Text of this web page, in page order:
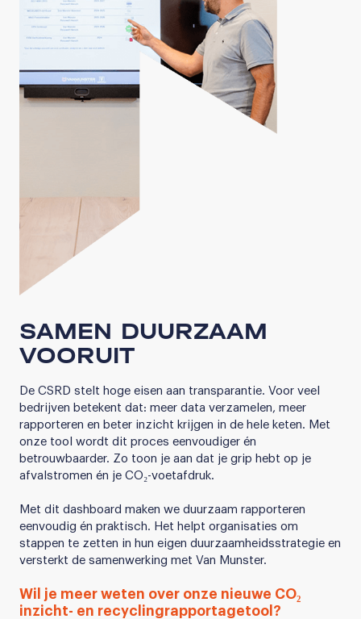
SAMEN DUURZAAM
VOORUIT
De CSRD stelt hoge eisen aan transparantie. Voor veel
bedrijven betekent dat: meer data verzamelen, meer
rapporteren en beter inzicht krijgen in de hele keten. Met
onze tool wordt dit proces eenvoudiger én
betrouwbaarder. Zo toon je aan dat je grip hebt op je
afvalstromen én je CO₂-voetafdruk.
Met dit dashboard maken we duurzaam rapporteren
eenvoudig én praktisch. Het helpt organisaties om
stappen te zetten in hun eigen duurzaamheidsstrategie en
versterkt de samenwerking met Van Munster.
Wil je meer weten over onze nieuwe CO₂
inzicht- en recyclingrapportagetool?